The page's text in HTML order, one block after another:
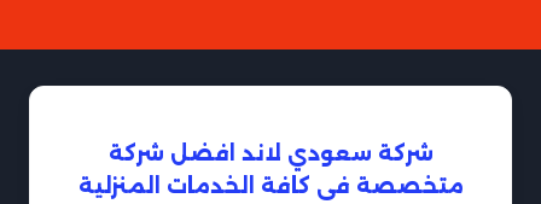
شركة سعودي لاند افضل شركة
متخصصة فى كافة الخدمات المنزلية